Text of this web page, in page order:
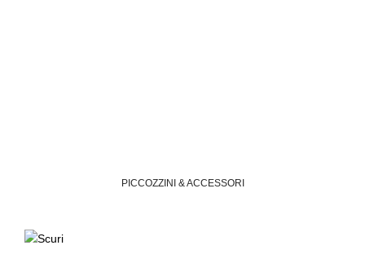
PICCOZZINI & ACCESSORI